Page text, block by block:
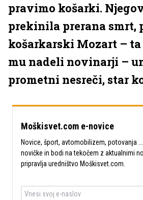
pravimo košarki.
prekinila prerana smrt,
košarkarski Mozart –
mu nadeli novinarji –
prometni nesreči, star
Moškisvet.com e-novice
Novice, šport, avtomobilizem, potovanja
novičke in bodi na tekočem z aktualnimi
pripravlja uredništvo Moškisvet.com.